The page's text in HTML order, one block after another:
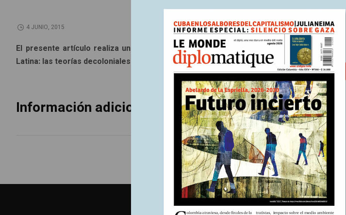
4 JUNIO, 2015
El presente artículo realiza una presentación de uno de los movimientos
Latina: las teorías decoloniales. Se presenta sucintamente su génesis y aparato crítico.
Información adicional